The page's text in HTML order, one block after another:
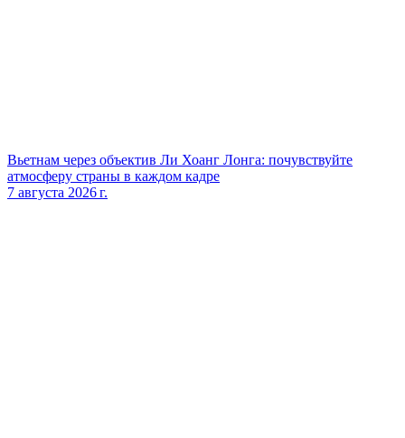
Вьетнам через объектив Ли Хоанг Лонга: почувствуйте
атмосферу страны в каждом кадре
7 августа 2026 г.